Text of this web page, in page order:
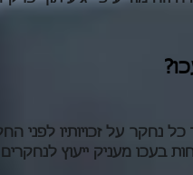
נחקר על זכויותיו לפני
בעכו מעניק ייעוץ